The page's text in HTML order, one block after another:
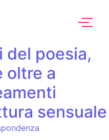
del poesia,
oltre a
sensuale